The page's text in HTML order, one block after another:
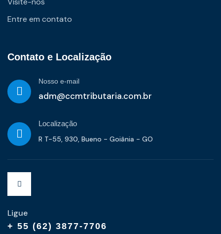
Entre em contato
Contato e Localização
Nosso e-mail
adm@ccmtributaria.com.br
Localização
R T-55, 930, Bueno - Goiânia - GO
Ligue
+ 55 (62) 3877-7706